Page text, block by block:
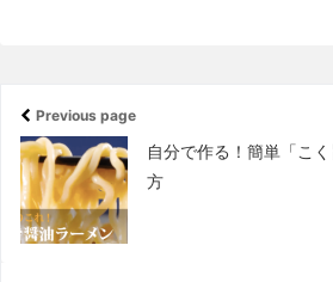
Previous page
自分で作る！簡単「こ
方